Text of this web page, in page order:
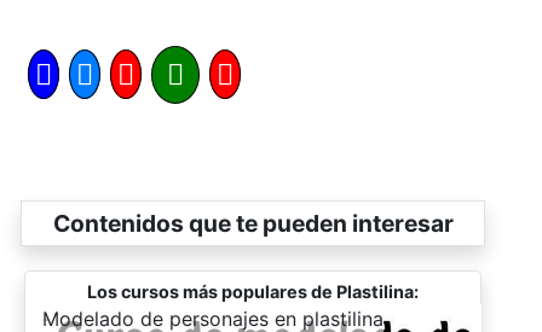
Contenidos que te pueden interesar
Los cursos más populares de Plastilina:
-
Modelado de personajes en plastilina